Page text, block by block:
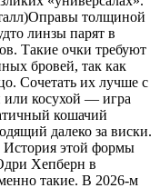
толщиной
линзы парят в
Такие очки требуют
бровей, так как
Сочетать их лучше с
или косухой — игра
кошачий
далеко за виски.
этой формы
Хепберн в
такие. В 2026-м